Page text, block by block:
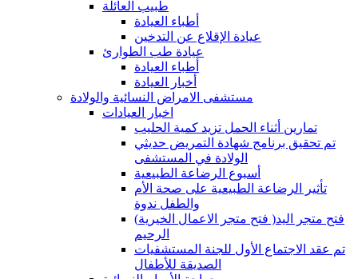
طبيب العائلة
أطباء العيادة
عيادة الإقلاع عن التدخين
عيادة طب الطوارئ
أطباء العيادة
أخبار العيادة
مستشفى الامراض النسائية والولادة
اخبار العيادات
تمارين أثناء الحمل تزيد كمية الحليب
تم تحقيق برنامج شهادة التمريض حديثي
الولادة في المستشفى
أسبوع الرضاعة الطبيعية
تأثير الرضاعة الطبيعية على صحة الأم
والطفل ندوة
(فتح متجر الاعمال الخيرية )فتح متجر اليد
الرحيم
تم عقد الاجتماع الأول للجنة المستشفيات
الصديقة للأطفال